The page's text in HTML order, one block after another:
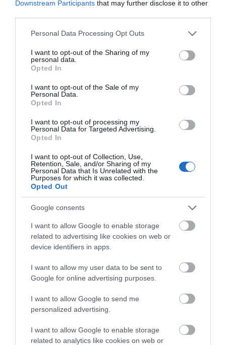
Downstream Participants that may further disclose it to other
Please note that this website/app uses one or more Google
not limited to your visit or usage behaviour. You may click to
grant or deny consent to Google and its third-party tags to
use your data for below specified purposes in below Google
consent section.
Personal Data Processing Opt Outs
I want to opt-out of the Sharing of my
personal data.
Opted In
I want to opt-out of the Sale of my
Personal Data.
Opted In
I want to opt-out of processing my
Personal Data for Targeted Advertising.
Opted In
I want to opt-out of Collection, Use,
Retention, Sale, and/or Sharing of my
Personal Data that Is Unrelated with the
Purposes for which it was collected.
Opted Out
Google consents
I want to allow Google to enable storage
related to advertising like cookies on web or
device identifiers in apps.
I want to allow my user data to be sent to
Google for online advertising purposes.
I want to allow Google to send me
personalized advertising.
I want to allow Google to enable storage
related to analytics like cookies on web or